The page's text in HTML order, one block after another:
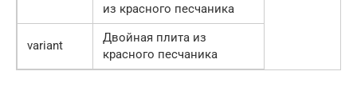
из красного песчаника
variant
Двойная плита из
красного песчаника